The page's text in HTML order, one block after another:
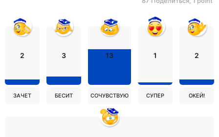
2
ЗАЧЕТ
3
БЕСИТ
13
СОЧУВСТВУЮ
1
СУПЕР
2
ОКЕЙ!